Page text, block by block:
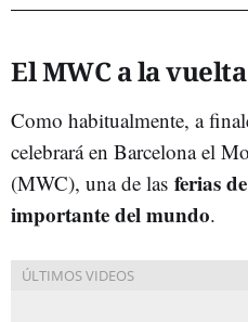
El MWC a la
Como habitualmente, a
celebrará en Barcelona el
(MWC), una de las ferias
importante del mundo.